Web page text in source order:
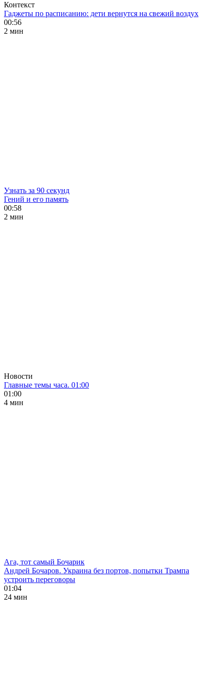
Контекст
Гаджеты по расписанию: дети вернутся на свежий воздух
00:56
2 мин
Узнать за 90 секунд
Гений и его память
00:58
2 мин
Новости
Главные темы часа. 01:00
01:00
4 мин
Ага, тот самый Бочарик
Андрей Бочаров. Украина без портов, попытки Трампа
устроить переговоры
01:04
24 мин